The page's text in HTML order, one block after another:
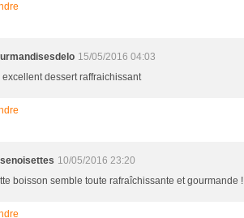
15/05/2016 04:03
excellent dessert raffraichissant
10/05/2016 23:20
boisson semble toute rafraîchissante et gourmande !